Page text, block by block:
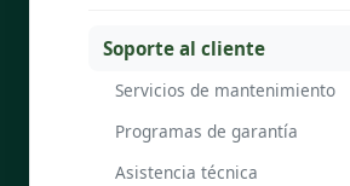
Soporte al cliente
Servicios de mantenimiento
Programas de garantía
Asistencia técnica